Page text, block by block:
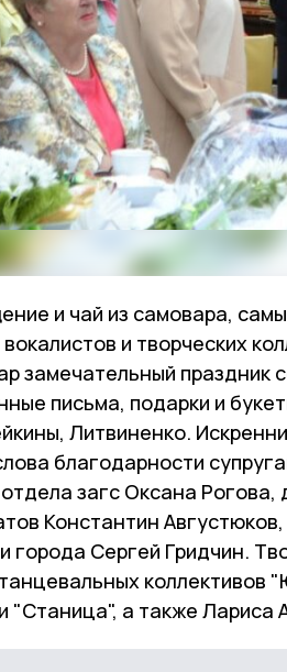
и чай из самовара,
и творческих
замечательный праздник
письма, подарки и
Литвиненко.
благодарности
загс Оксана
Константин
города Сергей Гридчин.
коллективов
"Станица", а также Лариса